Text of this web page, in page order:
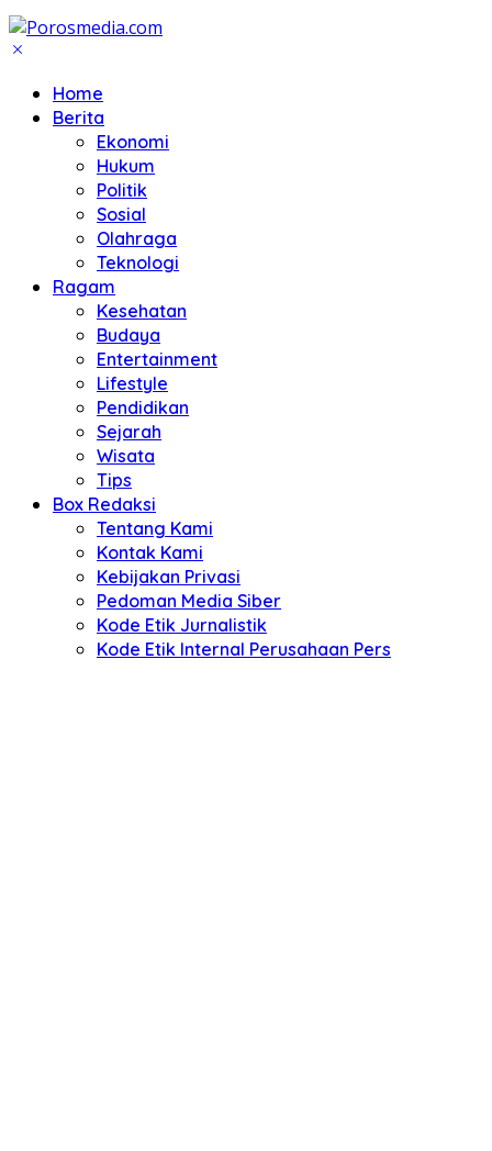
Home
Berita
Ekonomi
Hukum
Politik
Sosial
Olahraga
Teknologi
Ragam
Kesehatan
Budaya
Entertainment
Lifestyle
Pendidikan
Sejarah
Wisata
Tips
Box Redaksi
Tentang Kami
Kontak Kami
Kebijakan Privasi
Pedoman Media Siber
Kode Etik Jurnalistik
Kode Etik Internal Perusahaan Pers